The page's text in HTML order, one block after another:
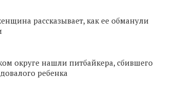
рассказывает, как ее обманули
округе нашли питбайкера, сбившего
ребенка